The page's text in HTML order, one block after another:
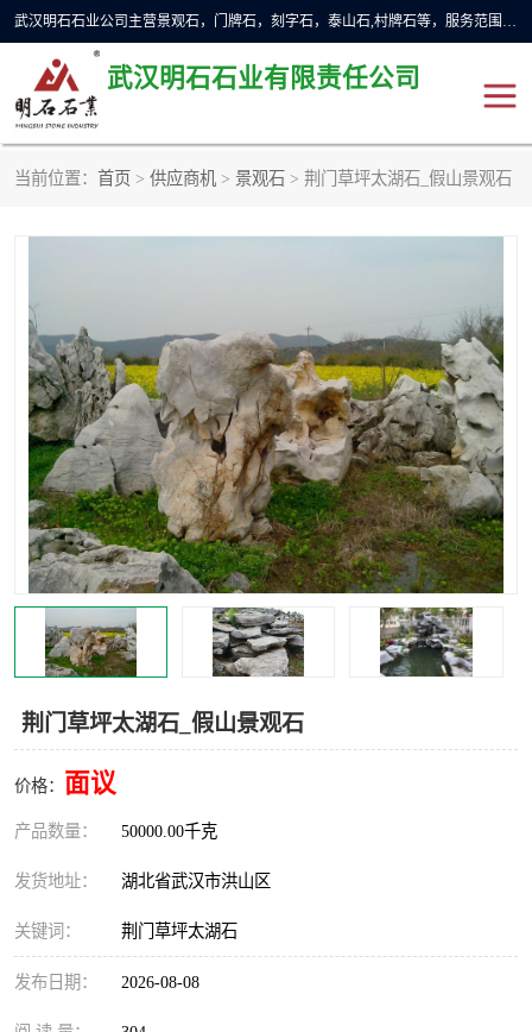
武汉明石石业公司主营景观石，门牌石，刻字石，泰山石,村牌石等，服务范围主要有：武汉，咸宁等地区。公司秉承敬业奉献、锐意创新的企业精神，从无到有，从小到大，以一种产业报国的创业精神，竭诚为客户提供服务，为社会设计财富。
武汉明石石业有限责任公司
当前位置： 首页 > 供应商机 > 景观石 > 荆门草坪太湖石_假山景观石
荆门草坪太湖石_假山景观石
价格： 面议
产品数量： 50000.00千克
发货地址： 湖北省武汉市洪山区
关键词： 荆门草坪太湖石
发布日期： 2026-08-08
黄蜡石 大型石雕
人物雕塑 异型石材
石雕狮子 刻字石